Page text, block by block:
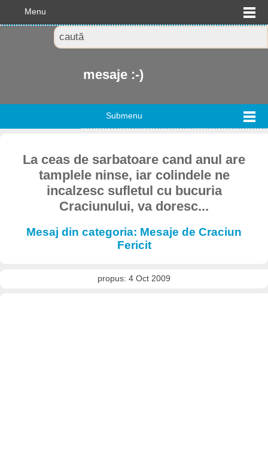
Menu
mesaje :-)
Submenu
La ceas de sarbatoare cand anul are
tamplele ninse, iar colindele ne
incalzesc sufletul cu bucuria
Craciunului, va doresc...
Mesaj din categoria: Mesaje de Craciun
Fericit
propus: 4 Oct 2009